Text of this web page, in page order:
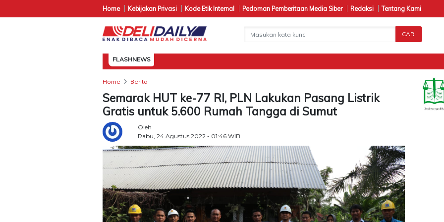
Home Kebijakan Privasi Kode Etik Internal Pedoman Pemberitaan Media Siber Redaksi Tentang Kami
CARI
FLASHNEWS
Home Berita
Semarak HUT ke-77 RI, PLN Lakukan Pasang Listrik
Gratis untuk 5.600 Rumah Tangga di Sumut
Oleh
Rabu, 24 Agustus 2022 - 01:46 WIB